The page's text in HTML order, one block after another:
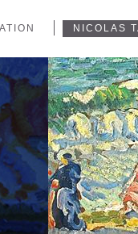
NICOLAS